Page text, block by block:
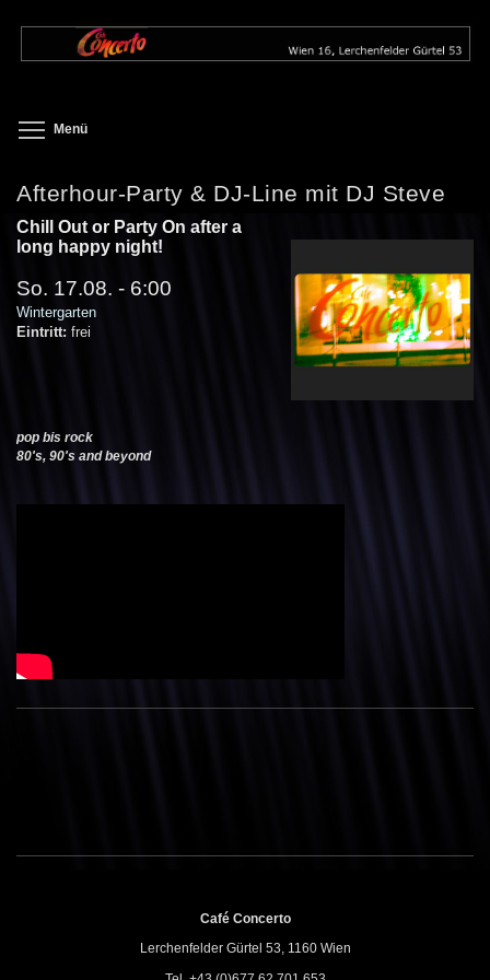
zum
Menü
Afterhour-Party & DJ-Line mit DJ Steve
Chill Out or Party On after a
long happy night!
So. 17.08. - 6:00
Wintergarten
Eintritt: frei
pop bis rock
80's, 90's and beyond
Café Concerto
Lerchenfelder Gürtel 53, 1160 Wien